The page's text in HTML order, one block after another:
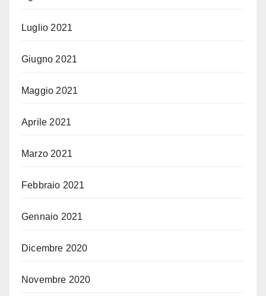
Luglio 2021
Giugno 2021
Maggio 2021
Aprile 2021
Marzo 2021
Febbraio 2021
Gennaio 2021
Dicembre 2020
Novembre 2020